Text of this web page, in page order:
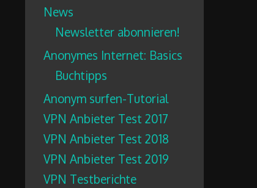
News
Newsletter abonnieren!
Anonymes Internet: Basics
Buchtipps
Anonym surfen-Tutorial
VPN Anbieter Test 2017
VPN Anbieter Test 2018
VPN Anbieter Test 2019
VPN Testberichte